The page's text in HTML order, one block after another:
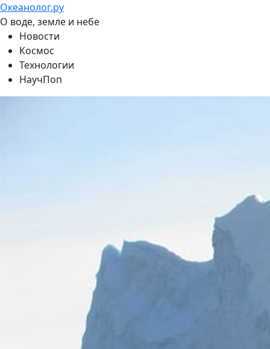
Океанолог.ру
О воде, земле и небе
Новости
Космос
Технологии
НаучПоп